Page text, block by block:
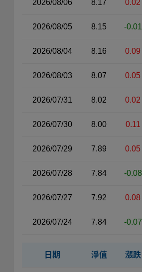
2026/08/06 8.17 0.02
2026/08/05 8.15 -0.01
2026/08/04 8.16 0.09
2026/08/03 8.07 0.05
2026/07/31 8.02 0.02
2026/07/30 8.00 0.11
2026/07/29 7.89 0.05
2026/07/28 7.84 -0.08
2026/07/27 7.92 0.08
2026/07/24 7.84 -0.07
日期 淨值 漲跌